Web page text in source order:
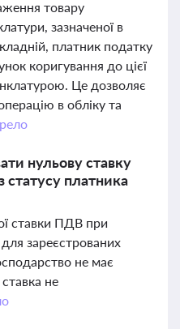
товару
зазначеної в
платник податку
коригування до цієї
Це дозволяє
в обліку та
нульову ставку
платника
ставки ПДВ при
зареєстрованих
не має
не